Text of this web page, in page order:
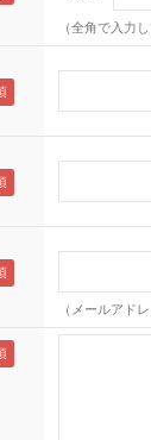
（全角で入力
（メールアド